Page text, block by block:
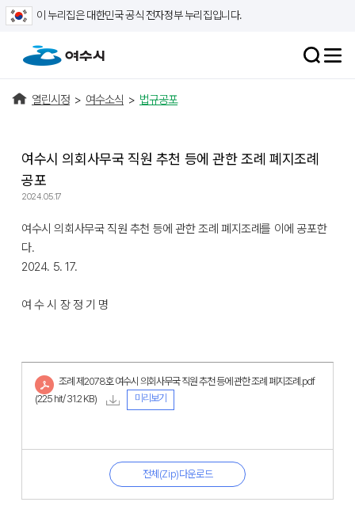
이 누리집은 대한민국 공식 전자정부 누리집입니다.
열린시정 > 여수소식 > 법규공포
여수시 의회사무국 직원 추천 등에 관한 조례 폐지조례
공포
2024.05.17
여수시 의회사무국 직원 추천 등에 관한 조례 폐지조례를 이에 공포한
다.
2024. 5. 17.
여 수 시 장 정 기 명
조례 제2078호 여수시 의회사무국 직원 추천 등에 관한 조례 폐지조례.pdf
(225 hit/ 31.2 KB)
미리보기
전체(Zip)다운로드